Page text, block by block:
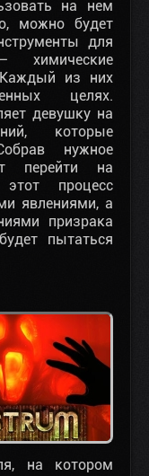
на нем
можно будет
для
химические
из них
целях.
девушку на
которые
нужное
перейти на
процесс
явлениями, а
призрака
пытаться
на котором